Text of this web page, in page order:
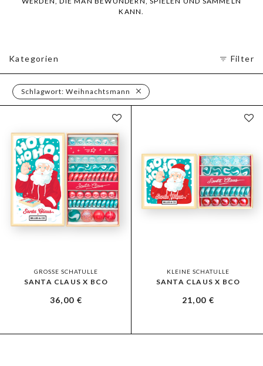
KANN.
Kategorien Filter
Schlagwort: Weihnachtsmann
GROSSE SCHATULLE
SANTA CLAUS X BCO
36,00€
KLEINE SCHATULLE
SANTA CLAUS X BCO
21,00€